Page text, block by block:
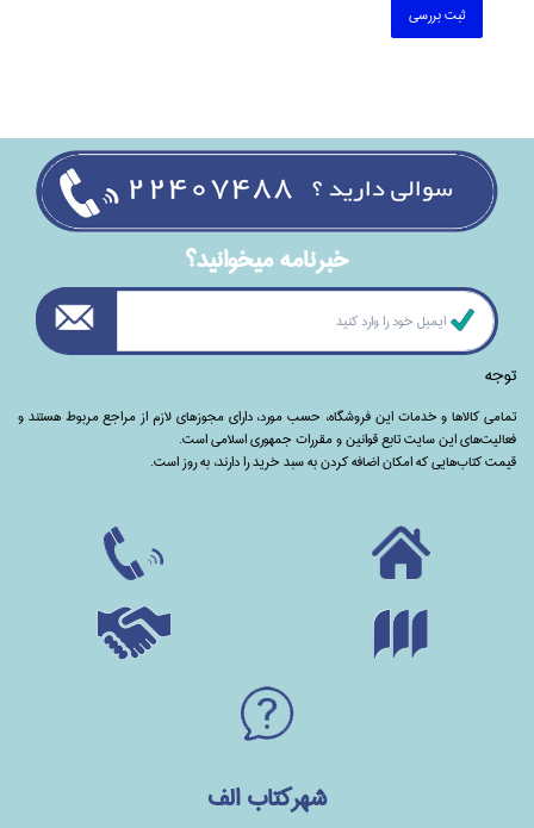
ثبت بررسی
خبرنامه ميخوانيد؟
توجه
تمامی‌ کالاها و خدمات این فروشگاه، حسب مورد،‌ دارای مجوزهای لازم از مراجع مربوط هستند ‌و‌‌
فعالیت‌های این سایت تابع قوانین و مقررات جمهوری اسلامی است.
قیمت کتاب‌هایی که امکان اضافه کردن به سبد خرید را دارند،‌ به روز است.
شهرکتاب الف